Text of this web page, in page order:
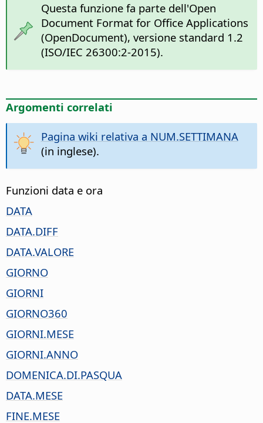
Questa funzione fa parte dell'Open
Document Format for Office Applications
(OpenDocument), versione standard 1.2
(ISO/IEC 26300:2-2015).
Argomenti correlati
Pagina wiki relativa a NUM.SETTIMANA
(in inglese).
Funzioni data e ora
DATA
DATA.DIFF
DATA.VALORE
GIORNO
GIORNI
GIORNO360
GIORNI.MESE
GIORNI.ANNO
DOMENICA.DI.PASQUA
DATA.MESE
FINE.MESE